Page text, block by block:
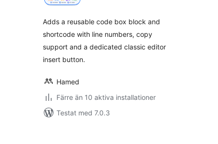
Adds a reusable code box block and
shortcode with line numbers, copy
support and a dedicated classic editor
insert button.
Hamed
Färre än 10 aktiva installationer
Testat med 7.0.3